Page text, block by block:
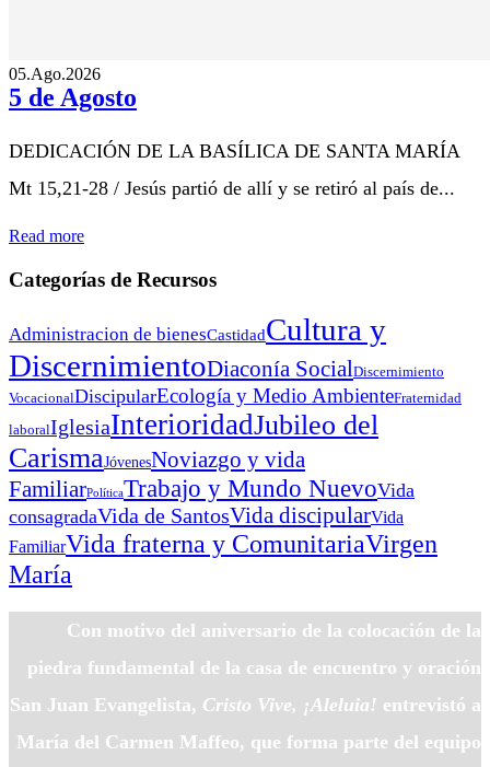
05.Ago.2026
5 de Agosto
DEDICACIÓN DE LA BASÍLICA DE SANTA MARÍA
Mt 15,21-28 / Jesús partió de allí y se retiró al país de...
Read more
Categorías de Recursos
Administracion de bienesCastidadCultura y
DiscernimientoDiaconía Social Discernimiento
VocacionalDiscipularEcología y Medio AmbienteFraternidad
laboralIglesiaInterioridadJubileo del
CarismaJóvenesNoviazgo y vida
FamiliarPolíticaTrabajo y Mundo NuevoVida
consagradaVida de SantosVida discipularVida
FamiliarVida fraterna y ComunitariaVirgen
María
Con motivo del aniversario de la colocación de la
piedra fundamental de la casa de encuentro y oración
San Juan Evangelista, Cristo Vive, ¡Aleluia! entrevistó a
María del Carmen Maffeo, que forma parte del equipo